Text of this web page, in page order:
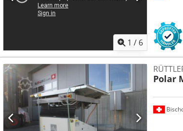
1 / 6
Polar